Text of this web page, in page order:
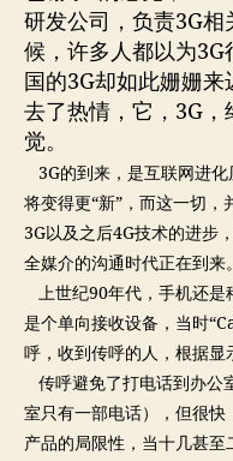
研发公司，负责3G
候，许多人都以为
国的3G却如此姗姗
去了热情，它，3G
觉。
3G的到来，是互联网进化
将变得更“新”，而这一切，
3G以及之后4G技术的进步
全媒介的沟通时代正在到来
上世纪90年代，手机还是
是个单向接收设备，当时
呼，收到传呼的人，根据显
传呼避免了打电话到办公
室只有一部电话），但很
产品的局限性，当十几甚